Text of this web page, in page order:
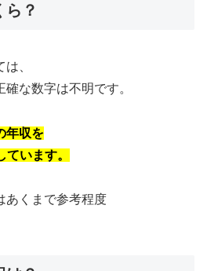
ら？
、
な数字は不明です。
年収を
います。
あくまで参考程度